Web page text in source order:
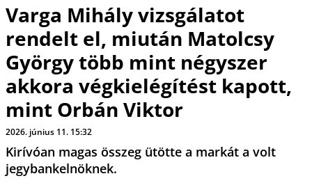
Varga Mihály vizsgálatot
rendelt el, miután Matolcsy
György több mint négyszer
akkora végkielégítést kapott,
mint Orbán Viktor
2026. június 11. 15:32
Kirívóan magas összeg ütötte a markát a volt
jegybankelnöknek.